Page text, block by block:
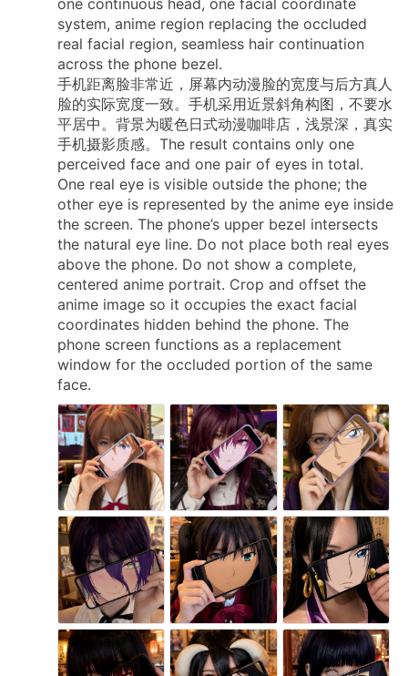
system, anime region replacing the occluded
real facial region, seamless hair continuation
across the phone bezel.
手机距离脸非常近，屏幕内动漫脸的宽度与后方真人
脸的实际宽度一致。手机采用近景斜角构图，不要水
平居中。背景为暖色日式动漫咖啡店，浅景深，真实
手机摄影质感。The result contains only one
perceived face and one pair of eyes in total.
One real eye is visible outside the phone; the
other eye is represented by the anime eye inside
the screen. The phone’s upper bezel intersects
the natural eye line. Do not place both real eyes
above the phone. Do not show a complete,
centered anime portrait. Crop and offset the
anime image so it occupies the exact facial
coordinates hidden behind the phone. The
phone screen functions as a replacement
window for the occluded portion of the same
face.